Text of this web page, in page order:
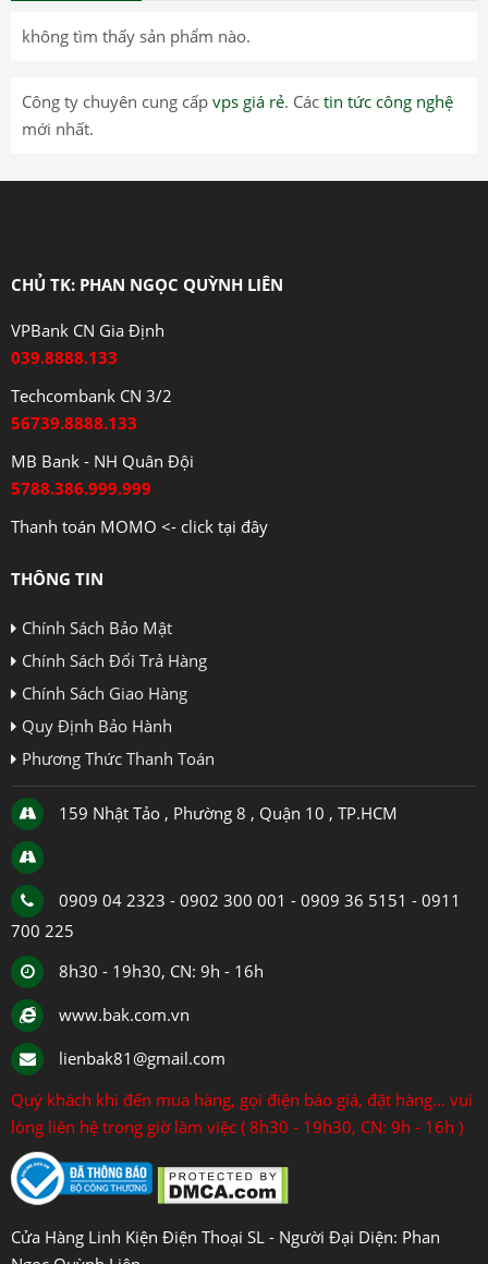
không tìm thấy sản phẩm nào.
Công ty chuyên cung cấp vps giá rẻ. Các tin tức công nghệ
mới nhất.
CHỦ TK: PHAN NGỌC QUỲNH LIÊN
VPBank CN Gia Định
039.8888.133
Techcombank CN 3/2
56739.8888.133
MB Bank - NH Quân Đội
5788.386.999.999
Thanh toán MOMO <- click tại đây
THÔNG TIN
Chính Sách Bảo Mật
Chính Sách Đổi Trả Hàng
Chính Sách Giao Hàng
Quy Định Bảo Hành
Phương Thức Thanh Toán
159 Nhật Tảo , Phường 8 , Quận 10 , TP.HCM
0909 04 2323 - 0902 300 001 - 0909 36 5151 - 0911
700 225
8h30 - 19h30, CN: 9h - 16h
www.bak.com.vn
lienbak81@gmail.com
Quý khách khi đến mua hàng, gọi điện báo giá, đặt hàng... vui
lòng liên hệ trong giờ làm việc ( 8h30 - 19h30, CN: 9h - 16h )
Cửa Hàng Linh Kiện Điện Thoại SL - Người Đại Diện: Phan